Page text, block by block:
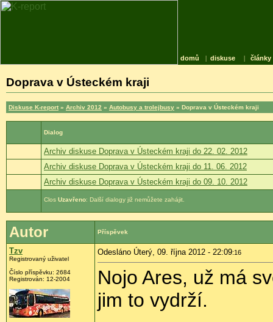
domů | diskuse | články
Doprava v Ústeckém kraji
Diskuse K-report » Archiv 2012 » Autobusy a trolejbusy » Doprava v Ústeckém kraji
Dialog
Archiv diskuse Doprava v Ústeckém kraji do 22. 02. 2012
Archiv diskuse Doprava v Ústeckém kraji do 11. 06. 2012
Archiv diskuse Doprava v Ústeckém kraji do 09. 10. 2012
Uzavřeno: Další dialogy již nemůžete zahájit.
Autor Příspěvek
Tzv
Registrovaný uživatel
Číslo příspěvku: 2684
Registrován: 12-2004
Odesláno Úterý, 09. října 2012 - 22:09:16
Nojo Ares, už má
jim to vydrží.